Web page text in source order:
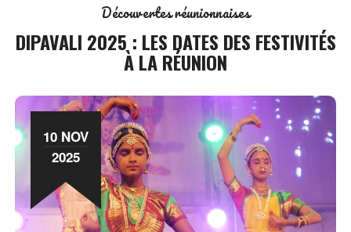
Découvertes réunionnaises
DIPAVALI 2025 : LES DATES DES FESTIVITÉS
À LA RÉUNION
10 NOV
2025